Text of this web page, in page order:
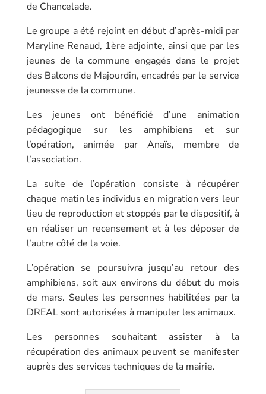
de Chancelade.
Le groupe a été rejoint en début d’après-midi par
Maryline Renaud, 1ère adjointe, ainsi que par les
jeunes de la commune engagés dans le projet
des Balcons de Majourdin, encadrés par le service
jeunesse de la commune.
Les jeunes ont bénéficié d’une animation
pédagogique sur les amphibiens et sur
l’opération, animée par Anaïs, membre de
l’association.
La suite de l’opération consiste à récupérer
chaque matin les individus en migration vers leur
lieu de reproduction et stoppés par le dispositif, à
en réaliser un recensement et à les déposer de
l’autre côté de la voie.
L’opération se poursuivra jusqu’au retour des
amphibiens, soit aux environs du début du mois
de mars. Seules les personnes habilitées par la
DREAL sont autorisées à manipuler les animaux.
Les personnes souhaitant assister à la
récupération des animaux peuvent se manifester
auprès des services techniques de la mairie.